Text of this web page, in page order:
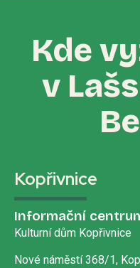
Kde
v
Kopřivnice
Informační
Kulturní dům Kopřivnice
Nové náměstí 368/1,